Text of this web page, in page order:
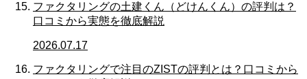
ファクタリングの土建くん（どけんくん）の評判は？
口コミから実態を徹底解説
2026.07.17
ファクタリングで注目のZISTの評判とは？口コミから